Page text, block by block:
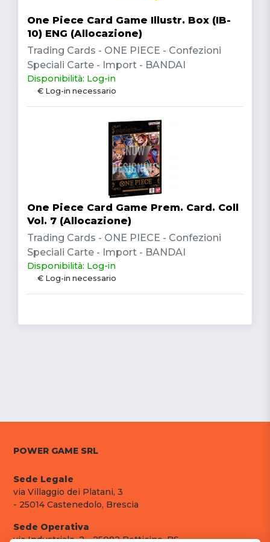
One Piece Card Game Illustr. Box (IB-
10) ENG (Allocazione)
Trading Cards - ONE PIECE - Confezioni
Speciali Carte - Import - BANDAI
Disponibilità: Log-in
€ Log-in necessario
One Piece Card Game Prem. Card. Coll
Vol. 7 (Allocazione)
Trading Cards - ONE PIECE - Confezioni
Speciali Carte - Import - BANDAI
Disponibilità: Log-in
€ Log-in necessario
POWER GAME SRL
Sede Legale
via Villaggio dei Platani, 3
- 25014 Castenedolo, Brescia
Sede Operativa
via Industriale, 2 - 25082 Botticino, BS